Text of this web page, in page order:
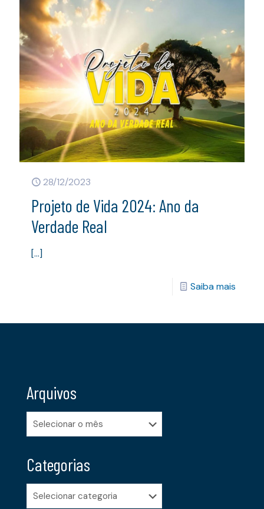
28/12/2023
Projeto de Vida 2024: Ano da
Verdade Real
[…]
Saiba mais
Arquivos
Arquivos
Categorias
Categorias